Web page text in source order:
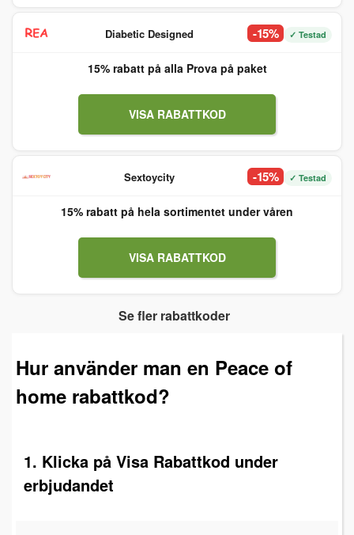
Diabetic Designed -15% ✓ Testad
15% rabatt på alla Prova på paket
VISA RABATTKOD
Sextoycity -15% ✓ Testad
15% rabatt på hela sortimentet under våren
VISA RABATTKOD
Se fler rabattkoder
Hur använder man en Peace of
home rabattkod?
1. Klicka på Visa Rabattkod under
erbjudandet